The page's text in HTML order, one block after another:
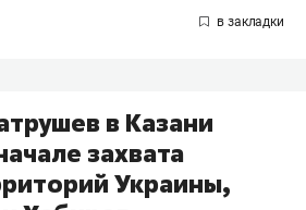
в Казани
захвата
Украины,